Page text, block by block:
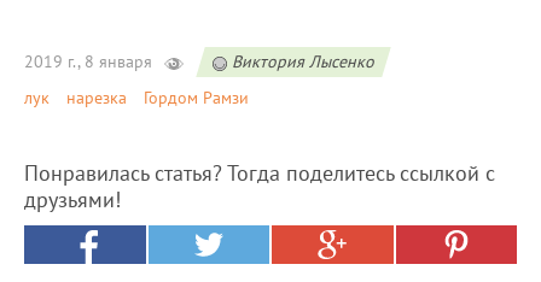
2019 г., 8 января
Виктория Лысенко
лук
нарезка Гордом Рамзи
Понравилась статья? Тогда поделитесь ссылкой с
друзьями!